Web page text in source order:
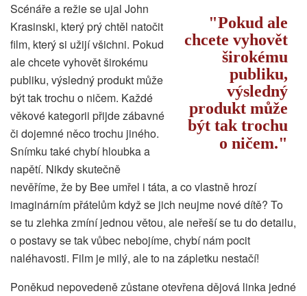
Pokud ale
chcete vyhovět
širokému
publiku,
výsledný
produkt může
být tak trochu
o ničem.
Scénáře a režie se ujal John
Krasinski, který prý chtěl natočit
film, který si užijí všichni. Pokud
ale chcete vyhovět širokému
publiku, výsledný produkt může
být tak trochu o ničem. Každé
věkové kategorii přijde zábavné
či dojemné něco trochu jiného.
Snímku také chybí hloubka a
napětí. Nikdy skutečně
nevěříme, že by Bee umřel i táta, a co vlastně hrozí
imaginárním přátelům když se jich neujme nové dítě? To
se tu zlehka zmíní jednou větou, ale neřeší se tu do detailu,
o postavy se tak vůbec nebojíme, chybí nám pocit
naléhavosti. Film je milý, ale to na zápletku nestačí!
Poněkud nepovedeně zůstane otevřena dějová linka jedné